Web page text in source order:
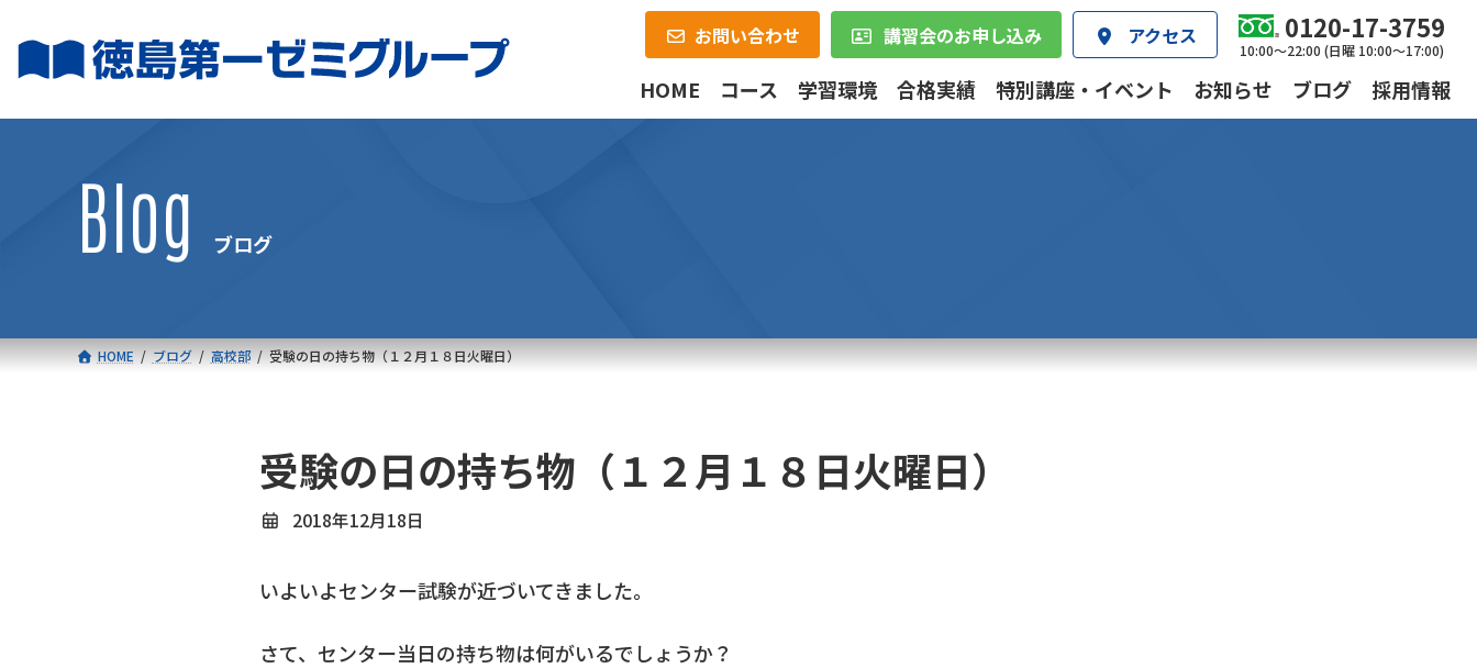
ン
テ
ビ
ゲ
お問い合わせ 講習会のお申し込み アクセス 0120-17-3759
10:00～22:00 (日曜 10:00～17:00)
HOME コース 学習環境 合格実績 特別講座・イベント お知らせ ブログ 採用情報
Blog ブログ
HOME ブログ 高校部 受験の日の持ち物（１２月１８日火曜日）
受験の日の持ち物（１２月１８日火曜日）
2018年12月18日
いよいよセンター試験が近づいてきました。
さて、センター当日の持ち物は何がいるでしょうか？